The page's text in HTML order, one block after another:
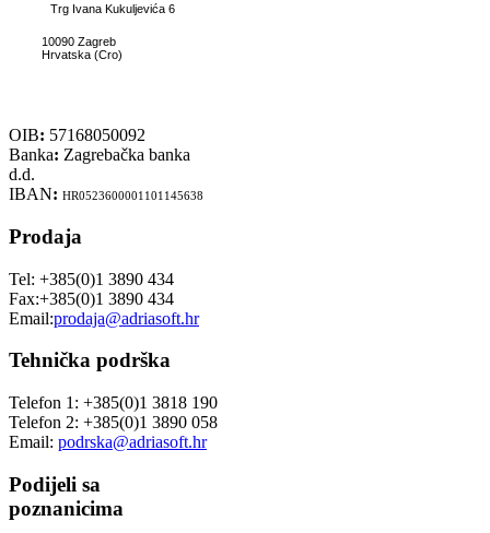
Trg Ivana Kukuljevića 6
10090 Zagreb
Hrvatska (Cro)
OIB: 57168050092
Banka: Zagrebačka banka
d.d.
IBAN: HR0523600001101145638
Prodaja
Tel: +385(0)1 3890 434
Fax:+385(0)1 3890 434
Email:prodaja@adriasoft.hr
Tehnička podrška
Telefon 1: +385(0)1 3818 190
Telefon 2: +385(0)1 3890 058
Email: podrska@adriasoft.hr
Podijeli sa
poznanicima